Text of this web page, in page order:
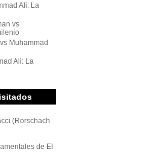
Ali: La
vs
Muhammad
Ali: La
(Rorschach
de El